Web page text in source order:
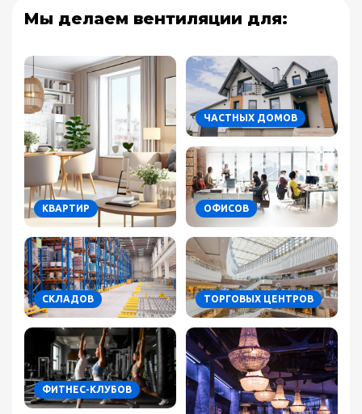
Мы делаем вентиляции для:
КВАРТИР
ЧАСТНЫХ ДОМОВ
ОФИСОВ
СКЛАДОВ ТОРГОВЫХ ЦЕНТРОВ
ФИТНЕС-КЛУБОВ